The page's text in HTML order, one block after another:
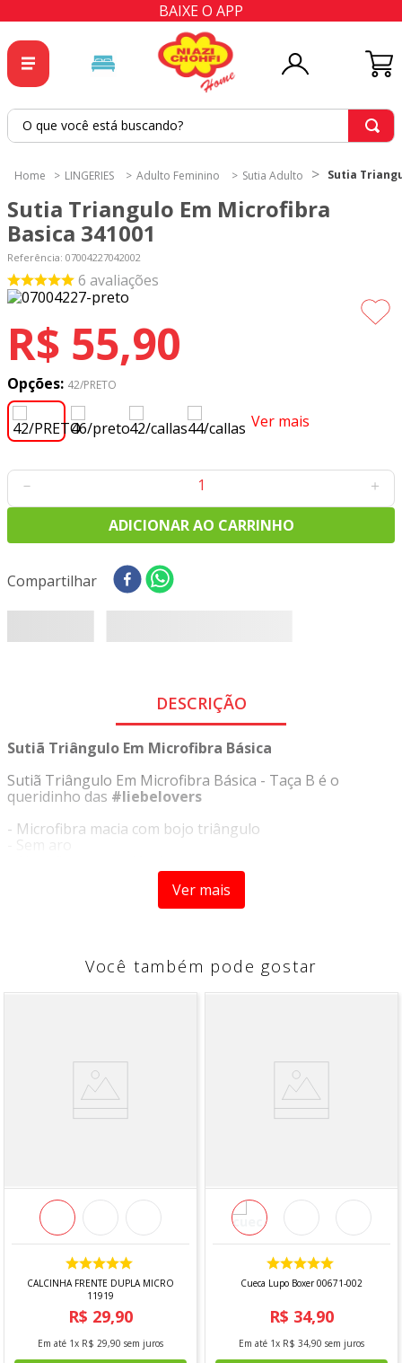
BAIXE O APP
O que você está buscando?
LINGERIES Adulto Feminino Sutia Adulto Sutia
Sutia Triangulo Em Microfibra
Basica 341001
Referência: 07004227042002
6 avaliações
R$ 55,90
Opções: 42/PRETO
Ver mais
＋
－
ADICIONAR AO CARRINHO
Compartilhar
DESCRIÇÃO
Sutiã Triângulo Em Microfibra Básica
Sutiã Triângulo Em Microfibra Básica - Taça B é o
queridinho das #liebelovers
- Microfibra macia com bojo triângulo
- Sem aro
- Ideal para leve e média sustentação
- Perfeito para o dia a dia
*Imagem meramente ilustrativa*
Ver mais
Você também pode gostar
CALCINHA FRENTE DUPLA MICRO
11919
R$ 29,90
Em até 1x R$ 29,90 sem juros
Cueca Lupo Boxer 00671-002
R$ 34,90
Em até 1x R$ 34,90 sem juros
2
tapete
cortina
4º
tecido percal
6º
percal
7º
tecido tricoline
8
tricoline digital
9º
tecido oxford
10º tapete sisal